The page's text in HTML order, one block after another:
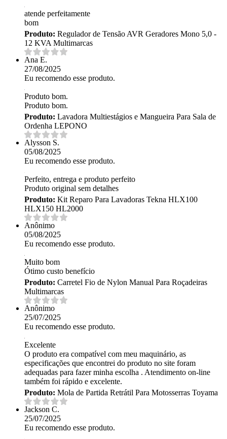
atende perfeitamente
bom
Produto: Regulador de Tensão AVR Geradores Mono 5,0 -
12 KVA Multimarcas
Ana E.
27/08/2025
Eu recomendo esse produto.
Produto bom.
Produto bom.
Produto: Lavadora Multiestágios e Mangueira Para Sala de
Ordenha LEPONO
Alysson S.
05/08/2025
Eu recomendo esse produto.
Perfeito, entrega e produto perfeito
Produto original sem detalhes
Produto: Kit Reparo Para Lavadoras Tekna HLX100
HLX150 HL2000
Anônimo
05/08/2025
Eu recomendo esse produto.
Muito bom
Ótimo custo benefício
Produto: Carretel Fio de Nylon Manual Para Roçadeiras
Multimarcas
Anônimo
25/07/2025
Eu recomendo esse produto.
Excelente
O produto era compatível com meu maquinário, as
especificações que encontrei do produto no site foram
adequadas para fazer minha escolha . Atendimento on-line
também foi rápido e excelente.
Produto: Mola de Partida Retrátil Para Motosserras Toyama
Jackson C.
25/07/2025
Eu recomendo esse produto.